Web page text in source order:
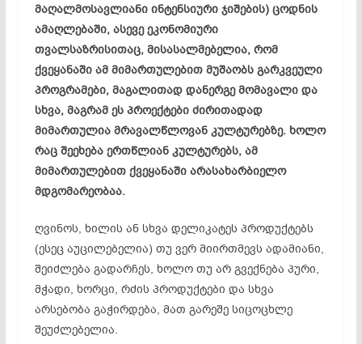
მაღალმოსავლიანი ინტენსიური ჯიშების) ცოდნის
ამაღლებაში, ასევე ეკონომიური
თვალსაზრისითაც, მისასალმებელია, რომ
ქვეყანაში ამ მიმართულებით მუშაობს გარკვეული
პროგრამები, მაგალითად დანერგე მომავალი და
სხვა, მაგრამ ეს პროექტები ძირითადად
მიმართულია მრავალწლოვან კულტურებზე. ხოლო
რაც შეეხება ერთწლიან კულტურებს, ამ
მიმართულებით ქვეყანაში არასახარბიელო
მდგომარეობაა.
ღვინოს, ხილის ან სხვა დელიკატეს პროდუქტებს
(ესეც აუცილებელია) თუ ვერ მიირთმევს ადამიანი,
შეიძლება გადარჩეს, ხოლო თუ არ გვექნება პური,
მჭადი, ხორცი, რძის პროდუქტები და სხვა
არსებობა გაჭირდება, მათ გარეშე სიცოცხლე
შეუძლებელია.